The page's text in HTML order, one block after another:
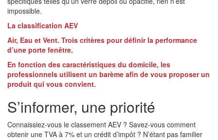
impossible.
La classification AEV
Air, Eau et Vent. Trois critères pour définir la performance
d’une porte fenêtre.
En fonction des caractéristiques du domicile, les
professionnels utilisent un barème afin de vous proposer un
produit qui vous convient.
S’informer, une priorité
Connaissiez-vous le classement AEV ? Savez-vous comment
obtenir une TVA à 7% et un crédit d’impôt ? N’étant pas familier